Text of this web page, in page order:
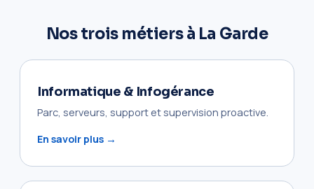
Nos trois métiers à La Garde
Informatique & Infogérance
Parc, serveurs, support et supervision proactive.
En savoir plus →